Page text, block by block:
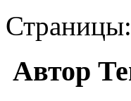
Автор